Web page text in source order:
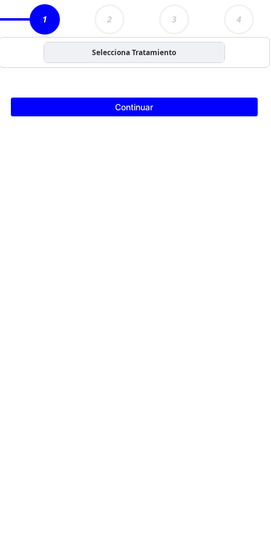
1 2 3 4
Selecciona Tratamiento
Continuar